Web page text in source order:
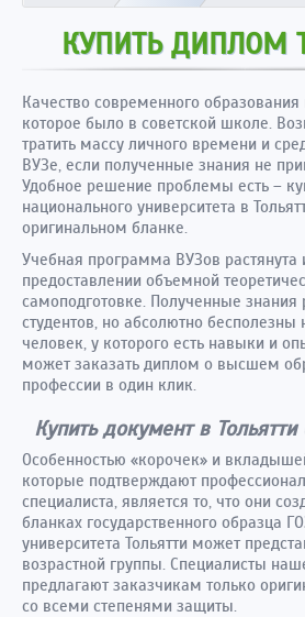
КУПИТЬ ДИПЛОМ
Качество современного образования
которое было в советской школе.
тратить массу личного времени и
ВУЗе, если полученные знания не
Удобное решение проблемы есть –
национального университета в
оригинальном бланке.
Учебная программа ВУЗов растянута
предоставлении объемной
самоподготовке. Полученные знания
студентов, но абсолютно
человек, у которого есть навыки и
может заказать диплом о высшем
профессии в один клик.
Купить документ в
Особенностью «корочек» и
которые подтверждают
специалиста, является то, что они
бланках государственного образца
университета Тольятти может
возрастной группы. Специалисты
предлагают заказчикам только
со всеми степенями защиты.